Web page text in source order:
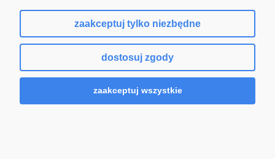
pokaż pełną wersję strony
Sklep internetowy Shoper.pl
zaakceptuj tylko niezbędne
dostosuj zgody
zaakceptuj wszystkie